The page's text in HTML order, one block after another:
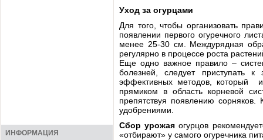
ИНФОРМАЦИЯ
Уход за огурцами
Для того, чтобы организовать
появлении первого огуречного
менее 25-30 см. Междурядная
регулярно в процессе роста
Еще одно важное правило –
болезней, следует приступать
эффективных методов, который
прямиком в область корневой
препятствуя появлению
удобрениями.
Сбор урожая огурцов
«отбирают» у самого огуречника